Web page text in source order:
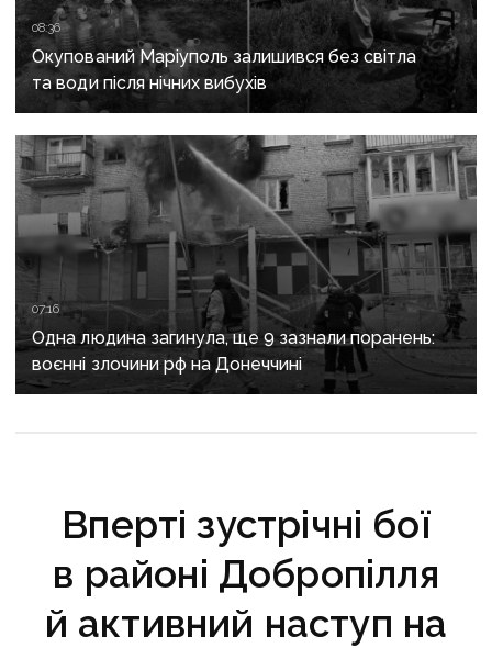
08:36
Окупований Маріуполь залишився без світла
та води після нічних вибухів
07:16
Одна людина загинула, ще 9 зазнали поранень:
воєнні злочини рф на Донеччині
Вперті зустрічні бої
в районі Добропілля
й активний наступ на